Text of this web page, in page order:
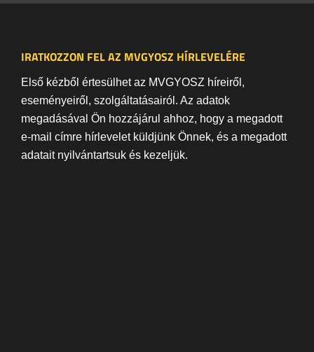
IRATKOZZON FEL AZ MVGYOSZ HÍRLEVELÉRE
Első kézből értesülhet az MVGYOSZ híreiről,
eseményeiről, szolgáltatásairól. Az adatok
megadásával Ön hozzájárul ahhoz, hogy a megadott
e-mail címre hírlevelet küldjünk Önnek, és a megadott
adatait nyilvántartsuk és kezeljük.